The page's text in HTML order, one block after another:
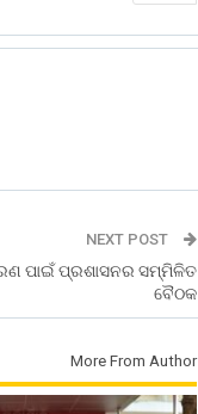
NEXT POST
ପାଇଁ ପ୍ରଶାସନର ସମ୍ମିଳିତ
ବୈଠକ
More From Author